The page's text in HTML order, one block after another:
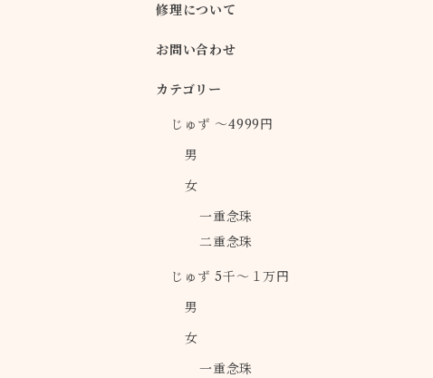
修理について
お問い合わせ
カテゴリー
じゅず ～4999円
男
女
一重念珠
二重念珠
じゅず 5千～１万円
男
女
一重念珠